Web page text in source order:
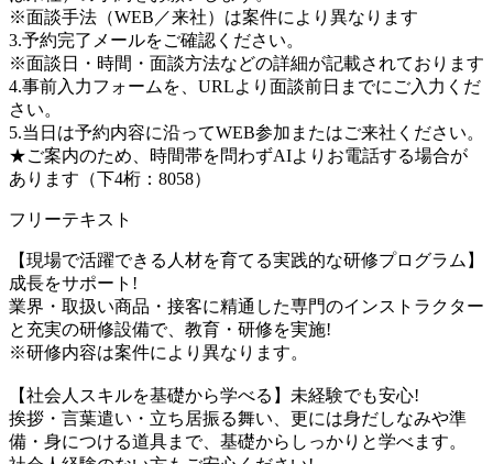
※面談手法（WEB／来社）は案件により異なります
3.予約完了メールをご確認ください。
※面談日・時間・面談方法などの詳細が記載されております
4.事前入力フォームを、URLより面談前日までにご入力くだ
さい。
5.当日は予約内容に沿ってWEB参加またはご来社ください。
★ご案内のため、時間帯を問わずAIよりお電話する場合が
あります（下4桁：8058）
フリーテキスト
【現場で活躍できる人材を育てる実践的な研修プログラム】
成長をサポート!
業界・取扱い商品・接客に精通した専門のインストラクター
と充実の研修設備で、教育・研修を実施!
※研修内容は案件により異なります。
【社会人スキルを基礎から学べる】未経験でも安心!
挨拶・言葉遣い・立ち居振る舞い、更には身だしなみや準
備・身につける道具まで、基礎からしっかりと学べます。